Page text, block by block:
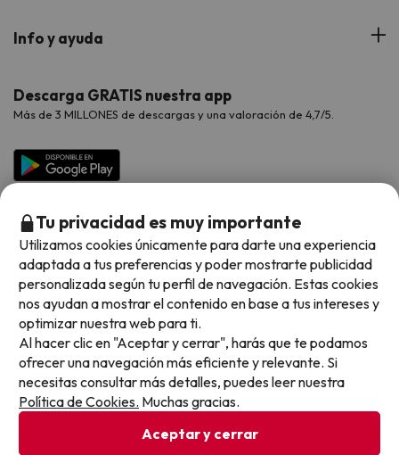
Proveedores
Viajes para grupos
Hoteles Galicia
Hoteles Salou
Viajes de Novios
Chollos con Todo Incluido
Chollos en la playa
Hoteles con toboganes
Selección de la Newsletter
Los favoritos de nuestros clientes
Verano
Vacaciones en Agosto
Vacaciones en Octubre
Vacaciones en Noviembre
Info y ayuda
Contáctanos
Preguntas frecuentes
Descarga GRATIS nuestra app
Más de 3 MILLONES de descargas y una valoración de 4,7/5.
Métodos de pago disponibles
Condiciones generales
Política de cookies
Tu privacidad es muy importante
Utilizamos cookies únicamente para darte una experiencia
adaptada a tus preferencias y poder mostrarte publicidad
personalizada según tu perfil de navegación. Estas cookies
nos ayudan a mostrar el contenido en base a tus intereses y
optimizar nuestra web para ti.
Al hacer clic en "Aceptar y cerrar", harás que te podamos
ofrecer una navegación más eficiente y relevante. Si
necesitas consultar más detalles, puedes leer nuestra
Política de Cookies. Muchas gracias.
Aceptar y cerrar